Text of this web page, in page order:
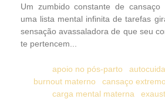
Um zumbido constante de cansaço
uma lista mental infinita de tarefas
sensação avassaladora de que seu
te pertencem...
apoio no pós-parto
burnout materno
cansaço
carga mental materna